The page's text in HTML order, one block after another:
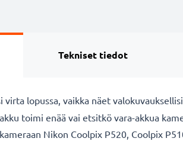
Tekniset tiedot
lopussa, vaikka näet
toimi enää vai etsitkö vara-akkua
Nikon Coolpix P520, Coolpix